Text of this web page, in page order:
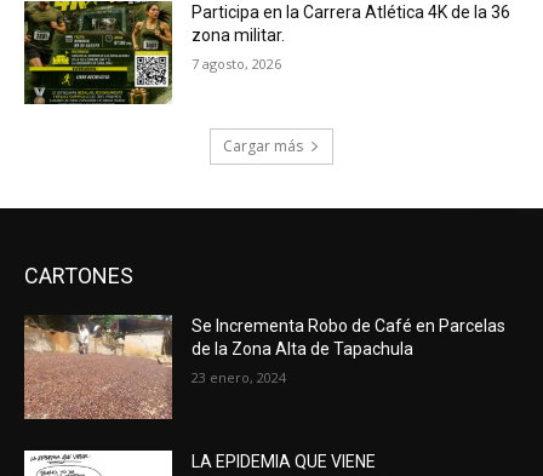
Participa en la Carrera Atlética 4K de la 36
zona militar.
7 agosto, 2026
Cargar más
CARTONES
Se Incrementa Robo de Café en Parcelas
de la Zona Alta de Tapachula
23 enero, 2024
LA EPIDEMIA QUE VIENE